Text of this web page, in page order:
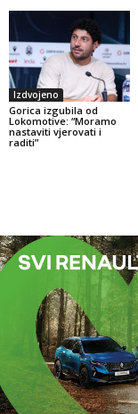
Izdvojeno
Gorica izgubila od
Lokomotive: “Moramo
nastaviti vjerovati i
raditi”